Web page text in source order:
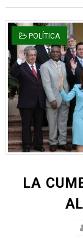
POLÍTICA
LA